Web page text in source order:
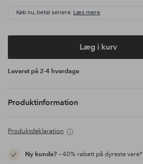
Køb nu, betal senere. Læs mere
Læg i kurv
Leveret på 2-4 hverdage
Produktinformation
Produktdeklaration
Ny kunde?– 40% rabatt på dyreste vare*